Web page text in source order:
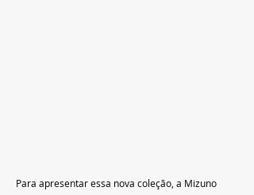
Para apresentar essa nova coleção, a Mizuno